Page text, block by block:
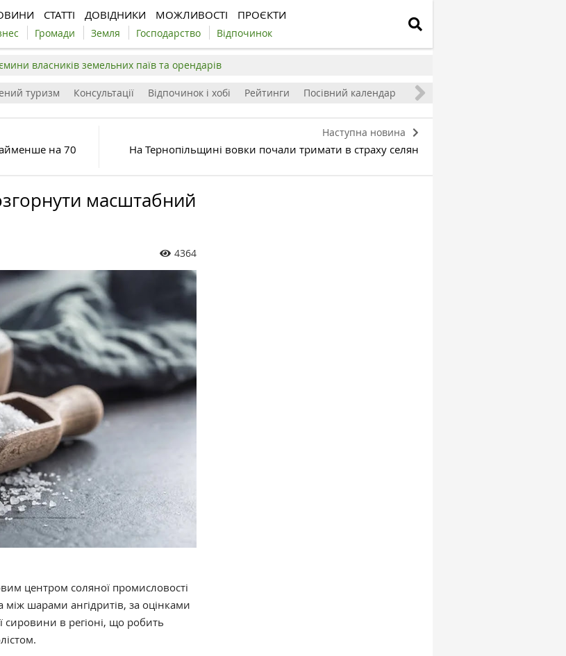
СТАТТІ ДОВІДНИКИ МОЖЛИВОСТІ ПРОЄКТИ
Громади Земля Господарство Відпочинок
власників земельних паїв та орендарів
туризм Консультації Відпочинок і хобі Рейтинги Посівний календар
на 70
Наступна новина
На Тернопільщині вовки почали тримати в страху селян
масштабний
4364
центром соляної промисловості
між шарами ангідритів, за оцінками
сировини в регіоні, що робить